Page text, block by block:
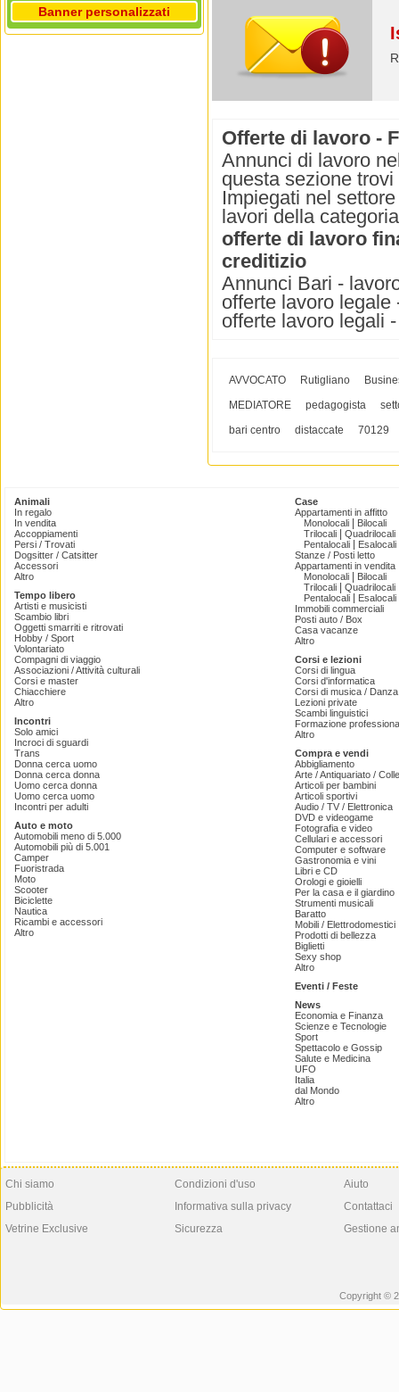
Banner personalizzati
Offerte di lavoro -
Annunci di lavoro
questa sezione
Impiegati nel
lavori della
offerte di lavoro
creditizio
Annunci Bari -
offerte lavoro
offerte lavoro legali
AVVOCATO Rutigliano
MEDIATORE
pedagogista
bari centro
distaccate 70129
Animali
In regalo
In vendita
Accoppiamenti
Persi / Trovati
Dogsitter / Catsitter
Accessori
Altro
Tempo libero
Artisti e musicisti
Scambio libri
Oggetti smarriti e ritrovati
Hobby / Sport
Volontariato
Compagni di viaggio
Associazioni / Attività culturali
Corsi e master
Chiacchiere
Altro
Incontri
Solo amici
Incroci di sguardi
Trans
Donna cerca uomo
Donna cerca donna
Uomo cerca donna
Uomo cerca uomo
Incontri per adulti
Auto e moto
Automobili meno di 5.000
Automobili più di 5.001
Camper
Fuoristrada
Moto
Scooter
Biciclette
Nautica
Ricambi e accessori
Altro
Case
Appartamenti in affitto
Monolocali
Bilocali
Trilocali
Quadrilocali
Pentalocali
Esalocali
Stanze / Posti letto
Appartamenti in vendita
Monolocali
Bilocali
Trilocali
Quadrilocali
Pentalocali
Esalocali
Immobili commerciali
Posti auto / Box
Casa vacanze
Altro
Corsi e lezioni
Corsi di lingua
Corsi d'informatica
Corsi di musica /
Lezioni private
Scambi linguistici
Formazione
Altro
Compra e vendi
Abbigliamento
Arte / Antiquariato /
Articoli per bambini
Articoli sportivi
Audio / TV / Elettronica
DVD e videogame
Fotografia e video
Cellulari e accessori
Computer e software
Gastronomia e vini
Libri e CD
Orologi e gioielli
Per la casa e il giardino
Strumenti musicali
Baratto
Mobili / Elettrodomestici
Prodotti di bellezza
Biglietti
Sexy shop
Altro
Eventi / Feste
News
Economia e Finanza
Scienze e Tecnologie
Sport
Spettacolo e Gossip
Salute e Medicina
UFO
Italia
dal Mondo
Altro
Chi siamo
Pubblicità
Vetrine Exclusive
Condizioni d'uso
Informativa sulla privacy
Sicurezza
Aiuto
Contattaci
Gestione
Copyright ©